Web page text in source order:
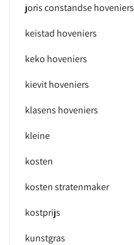
joris constandse hoveniers
keistad hoveniers
keko hoveniers
kievit hoveniers
klasens hoveniers
kleine
kosten
kosten stratenmaker
kostprijs
kunstgras